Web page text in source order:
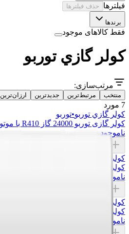
فیلترها حذف فیلترها
برندها
فقط کالاهای موجود
کولر گازي توربو
مرتب‌سازی:
منتخب مرتبط‌ترین جدیدترین ارزان‌ترین
7 مورد
کولر گازي توربو•توربو
کولر گازی توربو 24000 گاز R410 با موتور T3 دارای اینورتر
ناموجود
کولر گازي توربو
کولر گازی توربو 18000 گاز R410 با موتور T3 دارای اینورتر
ناموجود
کولر گازي توربو
کولر گازی توربو 12000 گاز R410 با موتور T3 دارای اینورتر
ناموجود